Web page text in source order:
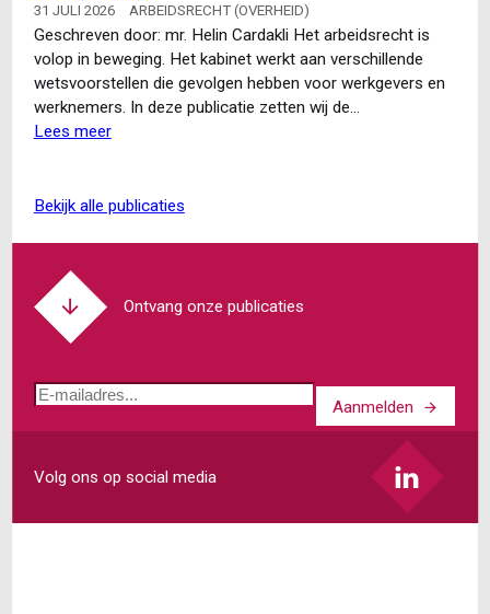
dispositieschade
en
de
‘derde
stap’
van
31 JULI 2026 ARBEIDSRECHT (OVERHEID)
Geschreven door: mr. Helin Cardakli Het arbeidsrecht is
volop in beweging. Het kabinet werkt aan verschillende
wetsvoorstellen die gevolgen hebben voor werkgevers en
werknemers. In deze publicatie zetten wij de…
Lees meerover
er
Een
wetgeving
bekijk alle publicaties
Ontvang onze publicaties
E-
Aanmelden
Volg ons op social media